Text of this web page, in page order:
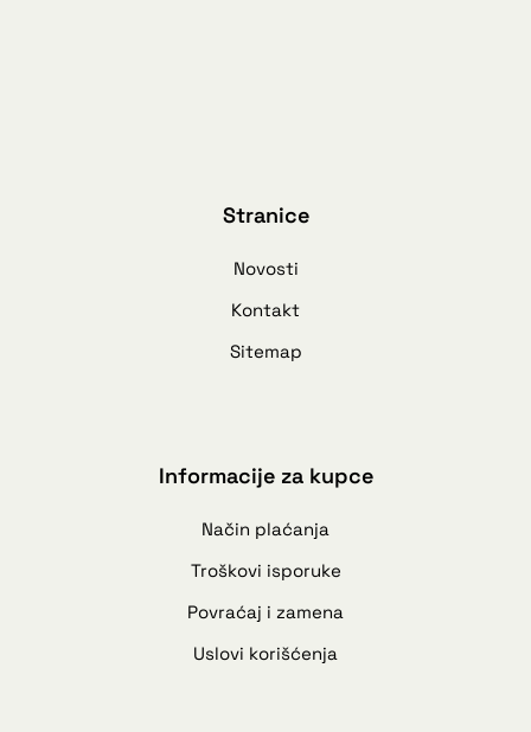
Stranice
Novosti
Kontakt
Sitemap
Informacije za kupce
Način plaćanja
Troškovi isporuke
Povraćaj i zamena
Uslovi korišćenja